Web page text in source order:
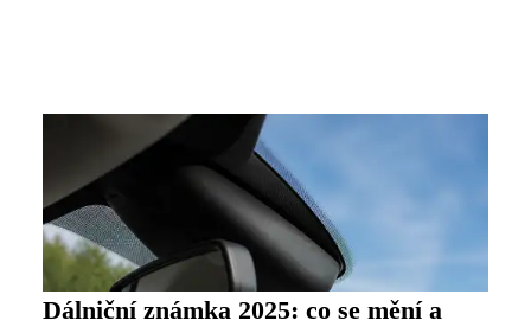
Dálniční známka 2025: co se mění a